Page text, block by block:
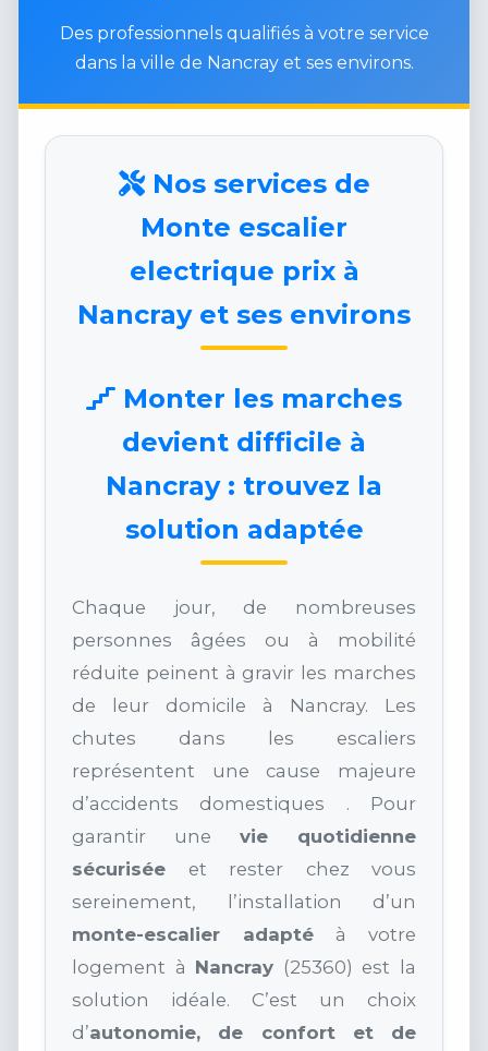
Des professionnels qualifiés à votre service
dans la ville de Nancray et ses environs.
Nos services de
Monte escalier
electrique prix à
Nancray et ses environs
Monter les marches
devient difficile à
Nancray : trouvez la
solution adaptée
Chaque jour, de nombreuses
personnes âgées ou à mobilité
réduite peinent à gravir les marches
de leur domicile à Nancray. Les
chutes dans les escaliers
représentent une cause majeure
d’accidents domestiques . Pour
garantir une vie quotidienne
sécurisée et rester chez vous
sereinement, l’installation d’un
monte-escalier adapté à votre
logement à Nancray (25360) est la
solution idéale. C’est un choix
d’autonomie, de confort et de